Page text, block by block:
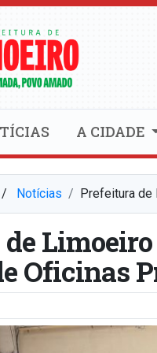
A CIDADE
Notícias Prefeitura
Oficinas